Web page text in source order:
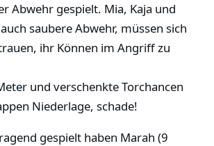
Abwehr gespielt. Mia, Kaja und
saubere Abwehr, müssen sich
ihr Können im Angriff zu
und verschenkte Torchancen
Niederlage, schade!
gespielt haben Marah (9